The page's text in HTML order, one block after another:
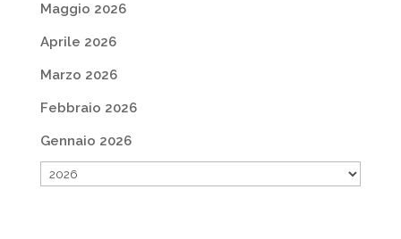
Maggio 2026
Aprile 2026
Marzo 2026
Febbraio 2026
Gennaio 2026